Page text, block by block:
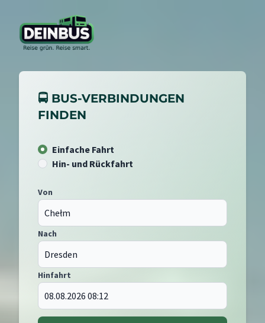
🚍 BUS-VERBINDUNGEN
FINDEN
Einfache Fahrt
Hin- und Rückfahrt
Von
Nach
Hinfahrt